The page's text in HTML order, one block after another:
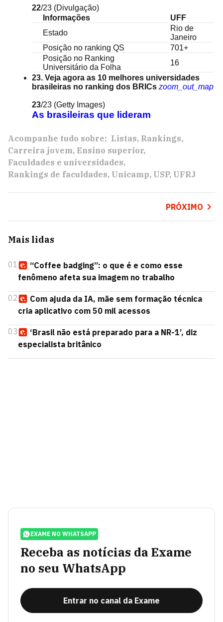
22/23 (Divulgação)
Informações
UFF
Estado
Rio de
Janeiro
Posição no ranking QS
701+
Posição no Ranking
Universitário da Folha
16
23. Veja agora as 10 melhores universidades
brasileiras no ranking dos BRICs zoom_out_map
23/23 (Getty Images)
As brasileiras que lideram
Acompanhe tudo sobre: Listas Rankings
Carreira jovem Ensino superior
Faculdades e universidades
Rankings de faculdades Unicamp USP UFRJ
PRÓXIMO
Mais lidas
01
“Coffee badging”: o que é e como esse
fenômeno afeta sua imagem no trabalho
02
Com ajuda da IA, mãe sem formação técnica
cria aplicativo com 50 mil acessos
03
‘Brasil não está preparado para a NR-1’, diz
especialista britânico
EXAME NO WHATSAPP
Receba as notícias da Exame
no seu WhatsApp
Entrar no canal da Exame